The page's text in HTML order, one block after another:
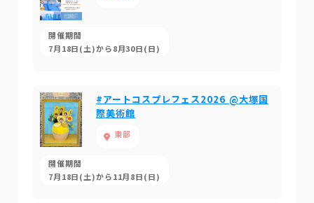
開催期間
7月18日(土)から8月30日(日)
#アートコスプレフェス2026 @大塚国
際美術館
東部
開催期間
7月18日(土)から11月8日(日)